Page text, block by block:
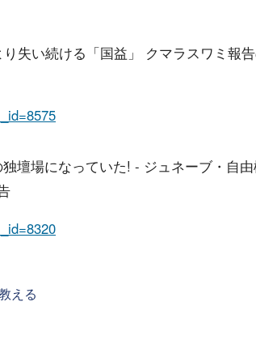
失い続ける「国益」 クマラスワミ報
壇場になっていた! - ジュネーブ・自
える